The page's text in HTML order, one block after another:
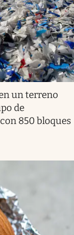
un terreno
de
850 bloques